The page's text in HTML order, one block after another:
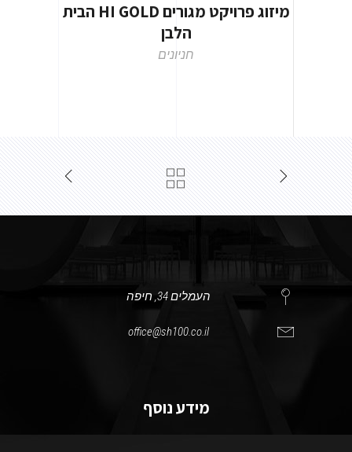
מיזוג פרויקט מגורים HI GOLD הבית
הלבן
חניונים
העמלים 34, חיפה
office@sh100.co.il
מידע נוסף